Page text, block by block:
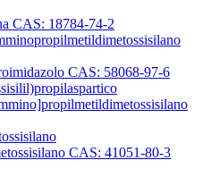
CAS: 18784-74-2
CAS: 58068-97-6
CAS: 41051-80-3